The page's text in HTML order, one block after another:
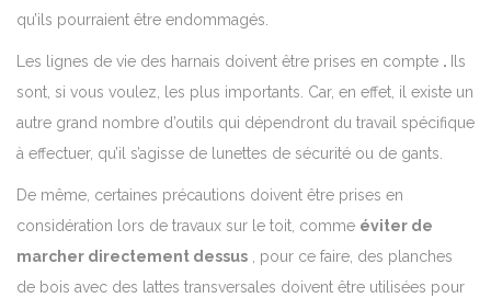
qu’ils pourraient être endommagés.
Les lignes de vie des harnais doivent être prises en compte .
Ils
sont, si vous voulez, les plus importants. Car, en effet, il existe un
autre grand nombre d’outils qui dépendront du travail spécifique
à effectuer, qu’il s’agisse de lunettes de sécurité ou de gants.
De même, certaines précautions doivent être prises en
considération lors de travaux sur le toit, comme éviter de
marcher directement dessus , pour ce faire, des planches
de bois avec des lattes transversales doivent être utilisées pour